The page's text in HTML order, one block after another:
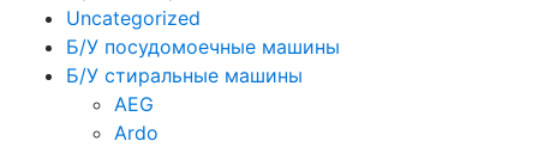
Uncategorized
Б/У посудомоечные машины
Б/У стиральные машины
AEG
Ardo